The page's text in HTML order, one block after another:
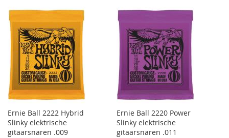
Ernie Ball 2222 Hybrid
Slinky elektrische
gitaarsnaren .009
Ernie Ball 2220 Power
Slinky elektrische
gitaarsnaren .011